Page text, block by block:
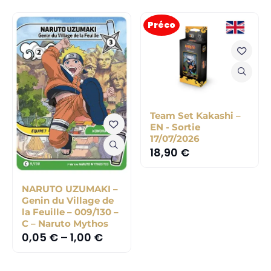
NARUTO UZUMAKI –
Genin du Village de
la Feuille – 009/130 –
C – Naruto Mythos
0,05 € – 1,00 €
Préco
Team Set Kakashi –
EN - Sortie
17/07/2026
18,90 €